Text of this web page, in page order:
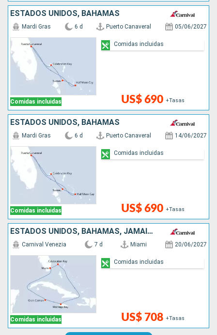
ESTADOS UNIDOS, BAHAMAS
Comidas incluidas
Mardi Gras 6 d Puerto Canaveral 05/06/2027
US$ 690 +Tasas
Comidas incluidas
ESTADOS UNIDOS, BAHAMAS
Comidas incluidas
Mardi Gras 6 d Puerto Canaveral 14/06/2027
US$ 690 +Tasas
Comidas incluidas
ESTADOS UNIDOS, BAHAMAS, JAMAICA, ISLAS CAIMÁN
Comidas incluidas
Carnival Venezia 7 d Miami 20/06/2027
US$ 708 +Tasas
Comidas incluidas